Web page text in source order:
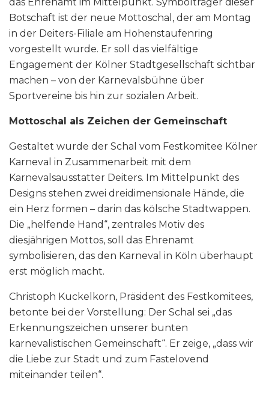
Botschaft ist der neue Mottoschal, der am Montag
in der Deiters-Filiale am Hohenstaufenring
vorgestellt wurde. Er soll das vielfältige
Engagement der Kölner Stadtgesellschaft sichtbar
machen – von der Karnevalsbühne über
Sportvereine bis hin zur sozialen Arbeit.
Mottoschal als Zeichen der Gemeinschaft
Gestaltet wurde der Schal vom Festkomitee Kölner
Karneval in Zusammenarbeit mit dem
Karnevalsausstatter Deiters. Im Mittelpunkt des
Designs stehen zwei dreidimensionale Hände, die
ein Herz formen – darin das kölsche Stadtwappen.
Die „helfende Hand“, zentrales Motiv des
diesjährigen Mottos, soll das Ehrenamt
symbolisieren, das den Karneval in Köln überhaupt
erst möglich macht.
Christoph Kuckelkorn, Präsident des Festkomitees,
betonte bei der Vorstellung: Der Schal sei „das
Erkennungszeichen unserer bunten
karnevalistischen Gemeinschaft“. Er zeige, „dass wir
die Liebe zur Stadt und zum Fastelovend
miteinander teilen“.